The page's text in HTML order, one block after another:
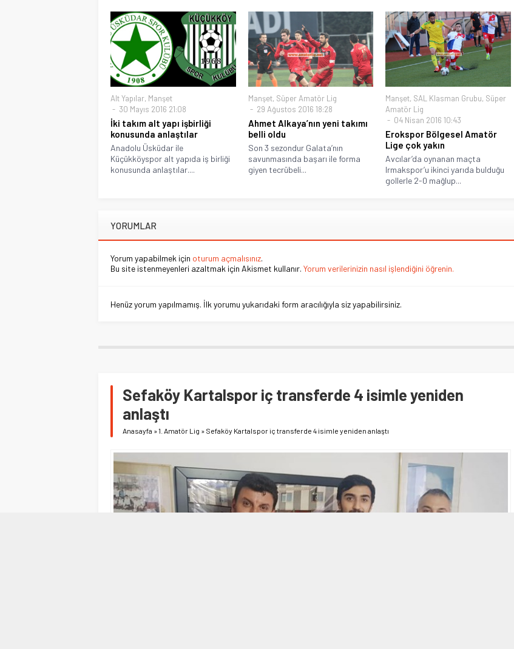
Alt Yapılar, Manşet
30 Mayıs 2016 21:08
İki takım alt yapı işbirliği
konusunda anlaştılar
Anadolu Üsküdar ile
Küçükköyspor alt yapıda iş birliği
konusunda anlaştılar....
Manşet, Süper Amatör Lig
29 Ağustos 2016 18:28
Ahmet Alkaya’nın yeni takımı
belli oldu
Son 3 sezondur Galata’nın
savunmasında başarı ile forma
giyen tecrübeli...
Manşet, SAL Klasman Grubu, Süper
Amatör Lig
04 Nisan 2016 10:43
Erokspor Bölgesel Amatör
Lige çok yakın
Avcılar’da oynanan maçta
Irmakspor’u ikinci yarıda bulduğu
gollerle 2-0 mağlup...
YORUMLAR
Yorum yapabilmek için oturum açmalısınız.
Bu site istenmeyenleri azaltmak için Akismet kullanır. Yorum verilerinizin nasıl işlendiğini öğrenin.
Henüz yorum yapılmamış. İlk yorumu yukarıdaki form aracılığıyla siz yapabilirsiniz.
Sefaköy Kartalspor iç transferde 4 isimle yeniden
anlaştı
Anasayfa »1. Amatör Lig » Sefaköy Kartalspor iç transferde 4 isimle yeniden anlaştı